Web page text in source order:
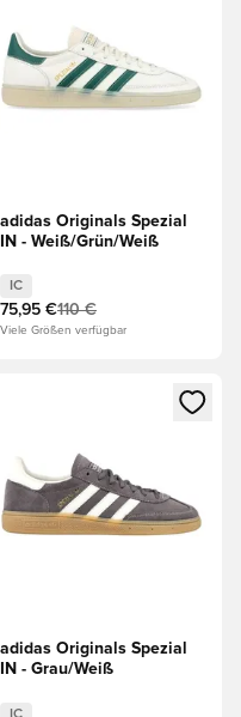
adidas Originals Spezial
IN - Weiß/Grün/Weiß
IC
75,95 €110 €
Viele Größen verfügbar
oder Registrieren
Öffnet ein neues Fenster
adidas Originals Spezial
IN - Grau/Weiß
IC